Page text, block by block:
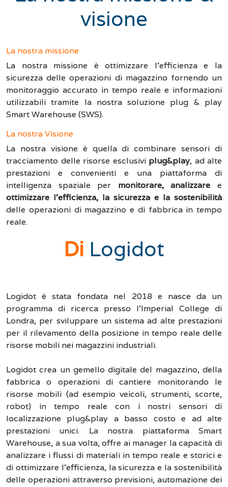
visione
La nostra missione
La nostra missione è ottimizzare l'efficienza e la
sicurezza delle operazioni di magazzino fornendo un
monitoraggio accurato in tempo reale e informazioni
utilizzabili tramite la nostra soluzione plug & play
Smart Warehouse (SWS).
La nostra Visione
La nostra visione è quella di combinare sensori di
tracciamento delle risorse esclusivi plug&play, ad alte
prestazioni e convenienti e una piattaforma di
intelligenza spaziale per monitorare, analizzare e
ottimizzare l'efficienza, la sicurezza e la sostenibilità
delle operazioni di magazzino e di fabbrica in tempo
reale.
Di Logidot
Logidot è stata fondata nel 2018 e nasce da un
programma di ricerca presso l'Imperial College di
Londra, per sviluppare un sistema ad alte prestazioni
per il rilevamento della posizione in tempo reale delle
risorse mobili nei magazzini industriali.
Logidot crea un gemello digitale del magazzino, della
fabbrica o operazioni di cantiere monitorando le
risorse mobili (ad esempio veicoli, strumenti, scorte,
robot) in tempo reale con i nostri sensori di
localizzazione plug&play a basso costo e ad alte
prestazioni unici. La nostra piattaforma Smart
Warehouse, a sua volta, offre ai manager la capacità di
analizzare i flussi di materiali in tempo reale e storici e
di ottimizzare l'efficienza, la sicurezza e la sostenibilità
delle operazioni attraverso previsioni, automazione dei